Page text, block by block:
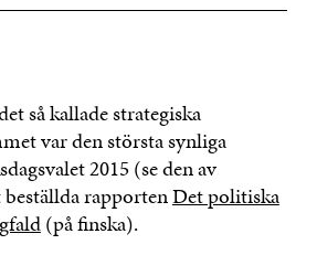
så kallade strategiska
var den största synliga
2015 (se den av
rapportenDet politiska
(på finska).